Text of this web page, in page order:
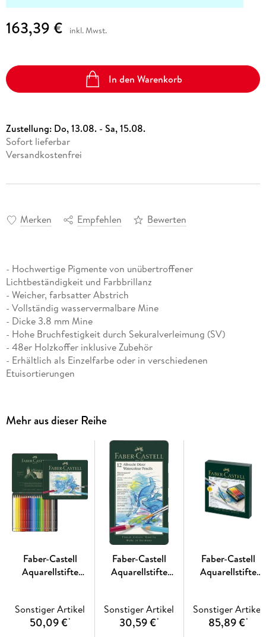
163,39 € inkl. Mwst.
In den Warenkorb
Zustellung: Do, 13.08. - Sa, 15.08.
Sofort lieferbar
Versandkostenfrei
Merken Empfehlen Bewerten
- Hochwertige Pigmente von unübertroffener
Lichtbeständigkeit und Farbbrillanz
- Weicher, farbsatter Abstrich
- Vollständig wasservermalbare Mine
- Dicke 3.8 mm Mine
- Hohe Bruchfestigkeit durch Sekuralverleimung (SV)
- 48er Holzkoffer inklusive Zubehör
- Erhältlich als Einzelfarbe oder in verschiedenen
Etuisortierungen
250-jährige Erfahrung von Faber-Castell sorgen dafür, dass
diese Aquarellbuntstifte in ihrer Leuchtkraft und
Aquarellierbarkeit unübertroffen sind. Schon mit wenigen
Pinselstrichen lässt sich der Farbauftrag nachträglich fein
oder flächig vermalen und entfaltet dabei seine volle,
einzigartige Farbkraft. Je nach
verwendetem Papier lässt sich der Farbauftrag vollständig
auflösen und verhält sich dann wie die klassische
Aquarellfarbe.
Mehr aus dieser Reihe
Faber-Castell
Aquarellstifte
Sonstiger Artikel
50,09 €*
Faber-Castell
Aquarellstifte
Sonstiger Artikel
30,59 €*
Faber-Castell
Aquarellstifte
Sonstiger Artikel
85,89 €*